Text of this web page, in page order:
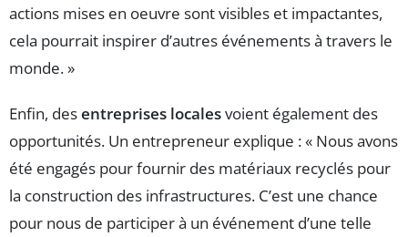
actions mises en oeuvre sont visibles et impactantes,
cela pourrait inspirer d’autres événements à travers le
monde. »
Enfin, desentreprises localesvoient également des
opportunités. Un entrepreneur explique : « Nous avons
été engagés pour fournir des matériaux recyclés pour
la construction des infrastructures. C’est une chance
pour nous de participer à un événement d’une telle